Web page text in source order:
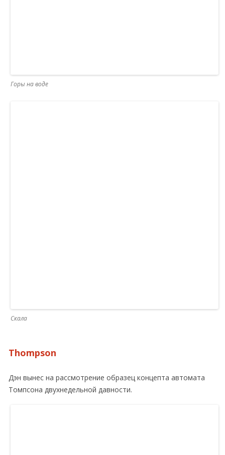
Горы на воде
Скала
Thompson
Дэн вынес на рассмотрение образец концепта автомата
Томпсона двухнедельной давности.